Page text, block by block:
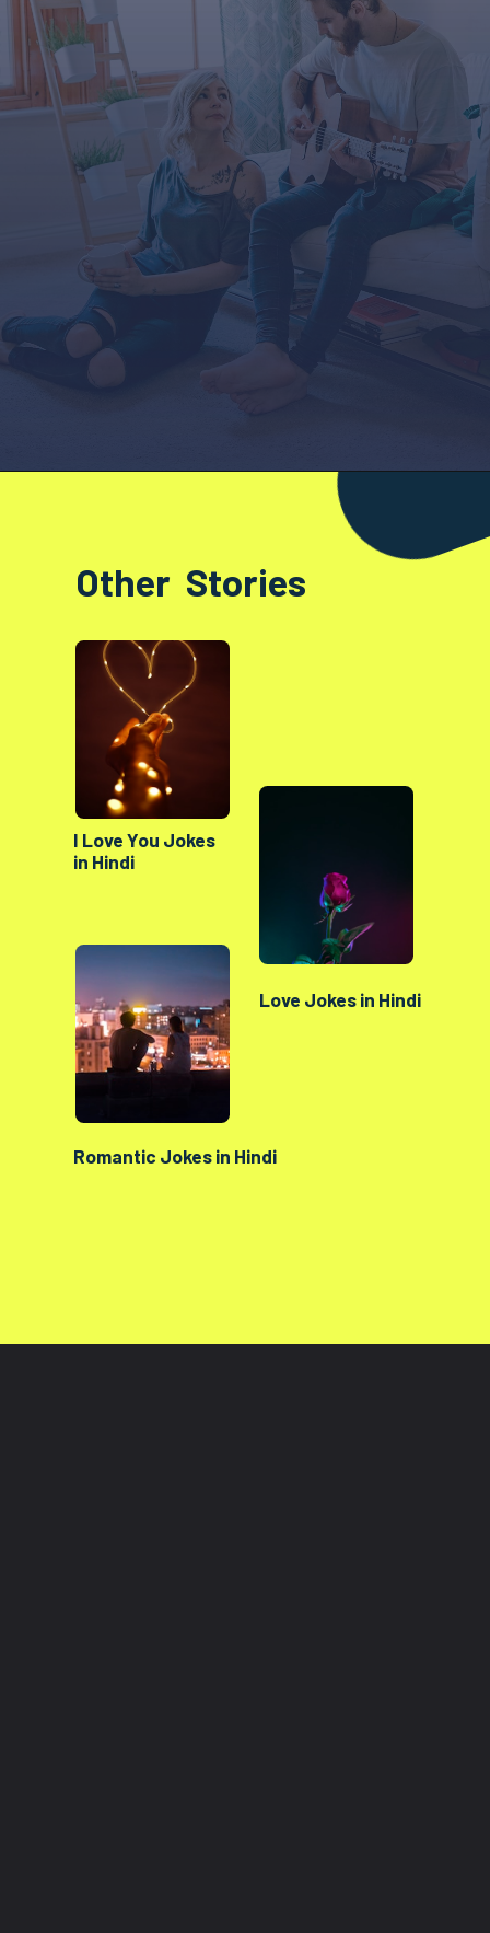
Other Stories
I Love You Jokes
in Hindi
Love Jokes in Hindi
Romantic Jokes in Hindi